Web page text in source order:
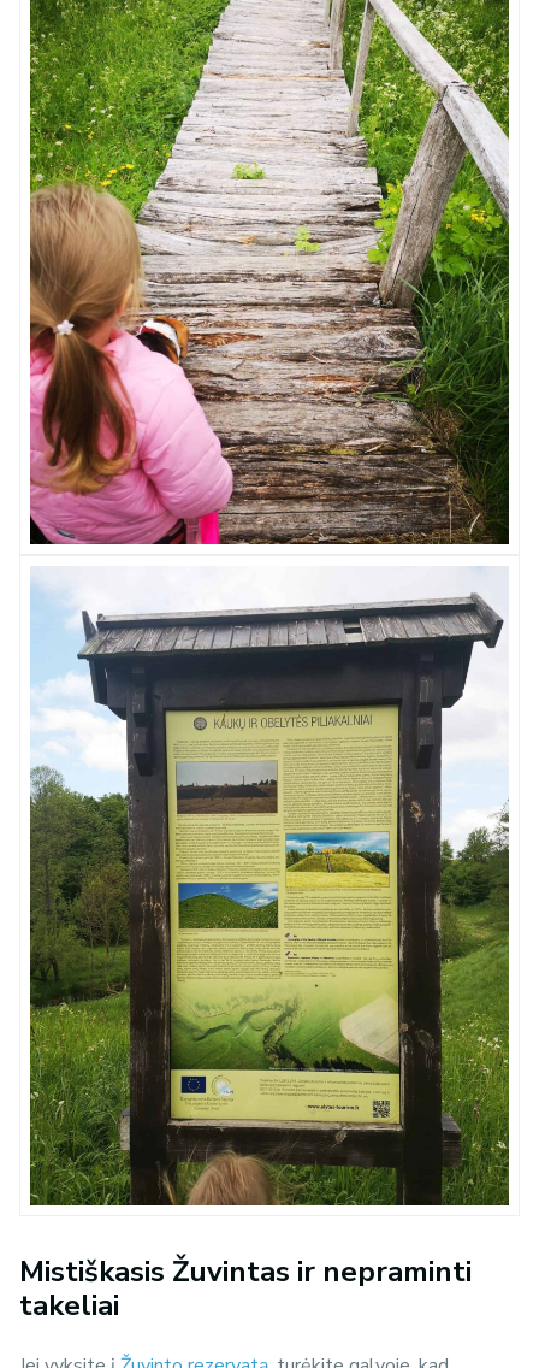
Mistiškasis Žuvintas ir nepraminti
takeliai